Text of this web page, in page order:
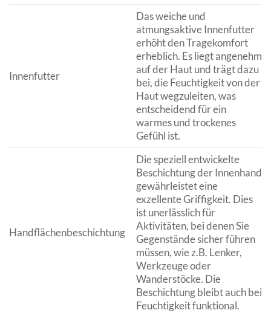
Innenfutter
Das weiche und
atmungsaktive Innenfutter
erhöht den Tragekomfort
erheblich. Es liegt angenehm
auf der Haut und trägt dazu
bei, die Feuchtigkeit von der
Haut wegzuleiten, was
entscheidend für ein
warmes und trockenes
Gefühl ist.
Handflächenbeschichtung
Die speziell entwickelte
Beschichtung der Innenhand
gewährleistet eine
exzellente Griffigkeit. Dies
ist unerlässlich für
Aktivitäten, bei denen Sie
Gegenstände sicher führen
müssen, wie z.B. Lenker,
Werkzeuge oder
Wanderstöcke. Die
Beschichtung bleibt auch bei
Feuchtigkeit funktional.